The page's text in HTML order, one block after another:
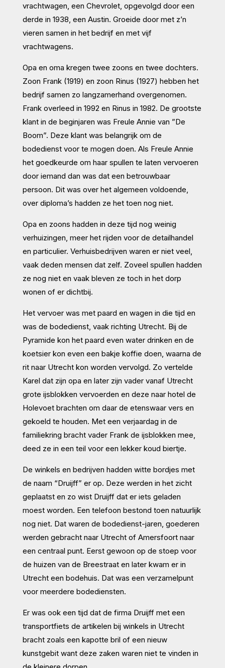
vrachtwagen, een Chevrolet, opgevolgd door een
derde in 1938, een Austin. Groeide door met z’n
vieren samen in het bedrijf en met vijf
vrachtwagens.
Opa en oma kregen twee zoons en twee dochters.
Zoon Frank (1919) en zoon Rinus (1927) hebben het
bedrijf samen zo langzamerhand overgenomen.
Frank overleed in 1992 en Rinus in 1982. De grootste
klant in de beginjaren was Freule Annie van ”De
Boom”. Deze klant was belangrijk om de
bodedienst voor te mogen doen. Als Freule Annie
het goedkeurde om haar spullen te laten vervoeren
door iemand dan was dat een betrouwbaar
persoon. Dit was over het algemeen voldoende,
over diploma’s hadden ze het toen nog niet.
Opa en zoons hadden in deze tijd nog weinig
verhuizingen, meer het rijden voor de detailhandel
en particulier. Verhuisbedrijven waren er niet veel,
vaak deden mensen dat zelf. Zoveel spullen hadden
ze nog niet en vaak bleven ze toch in het dorp
wonen of er dichtbij.
Het vervoer was met paard en wagen in die tijd en
was de bodedienst, vaak richting Utrecht. Bij de
Pyramide kon het paard even water drinken en de
koetsier kon even een bakje koffie doen, waarna de
rit naar Utrecht kon worden vervolgd. Zo vertelde
Karel dat zijn opa en later zijn vader vanaf Utrecht
grote ijsblokken vervoerden en deze naar hotel de
Holevoet brachten om daar de etenswaar vers en
gekoeld te houden. Met een verjaardag in de
familiekring bracht vader Frank de ijsblokken mee,
deed ze in een teil voor een lekker koud biertje.
De winkels en bedrijven hadden witte bordjes met
de naam “Druijff” er op. Deze werden in het zicht
geplaatst en zo wist Druijff dat er iets geladen
moest worden. Een telefoon bestond toen natuurlijk
nog niet. Dat waren de bodedienst-jaren, goederen
werden gebracht naar Utrecht of Amersfoort naar
een centraal punt. Eerst gewoon op de stoep voor
de huizen van de Breestraat en later kwam er in
Utrecht een bodehuis. Dat was een verzamelpunt
voor meerdere bodediensten.
Er was ook een tijd dat de firma Druijff met een
transportfiets de artikelen bij winkels in Utrecht
bracht zoals een kapotte bril of een nieuw
kunstgebit want deze zaken waren niet te vinden in